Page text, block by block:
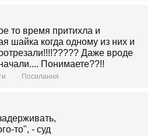
то время притихла и
шайка когда одному из них и
Даже вроде
Понимаете??!!
Посилання